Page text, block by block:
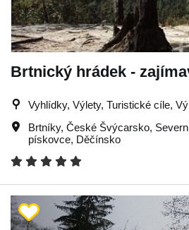
Brtnický hrádek -
Vyhlídky, Výlety, Turistické cíle,
Brtníky, České Švýcarsko,
pískovce, Děčínsko